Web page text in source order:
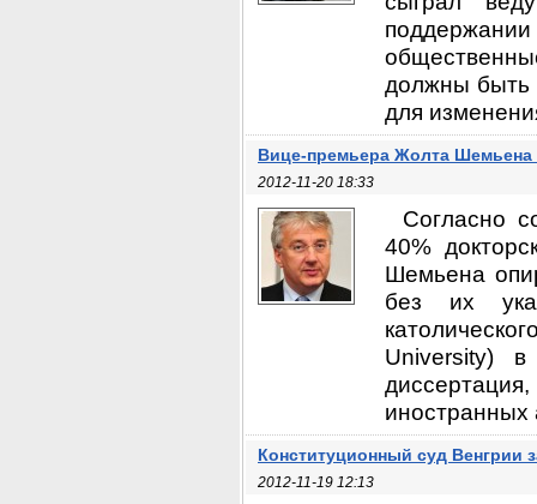
должны быть
для
Вице-премьера Жолта Шемьена
2012-11-20 18:33
Согласно
40%
Шемьена
без их
University)
иностранных
Конституционный суд Венгрии
2012-11-19 12:13